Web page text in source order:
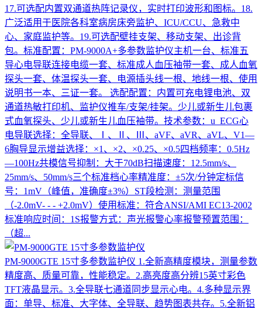
17.可选配内置双通道热阵记录仪，实时打印波形和图标。18.
广泛适用于医院各科室病房床旁监护、ICU/CCU、急救中
心、家庭监护等。19.可选配壁挂支架、移动支架、出诊背
包。标准配置：PM-9000A+多参数监护仪主机一台、标准五
导心电导联连接电缆一套、标准成人血压袖带一套、成人血氧
探头一套、体温探头一套、电源插头线一根、地线一根、使用
说明书一本、三证一套。 选配配置：内置可充电锂电池、双
通道热敏打印机、监护仪推车/支架/挂架。少儿或新生儿包裹
式血氧探头、少儿或新生儿血压袖带。技术参数：u ECG心
电导联选择：全导联、Ⅰ、Ⅱ、Ⅲ、aVF、aVR、aVL、V1—
6胸导显示增益选择：×1、×2、×0.25、×0.5四档频率：0.5Hz
—100Hz共模信号抑制：大于70dB扫描速度：12.5mm/s、
25mm/s、50mm/s三个标准档心率精准度：±5次/分钟定标信
号：1mV（峰值，准确度±3%）ST段检测：测量范围
（-2.0mV- - - +2.0mV）使用标准：符合ANSI/AMI EC13-2002
标准响应时间：1S报警方式：声光报警心率报警预置范围：
（超...
PM-9000GTE 15寸多参数监护仪 1.全新高精度模块，测量参数
精度高、质量可靠，性能稳定。2.高亮度高分辨15英寸彩色
TFT液晶显示。3.全导联七通道同步显示心电。4.多种显示界
面：单导、标准、大字体、全导联、趋势图表共存。5.全新铝